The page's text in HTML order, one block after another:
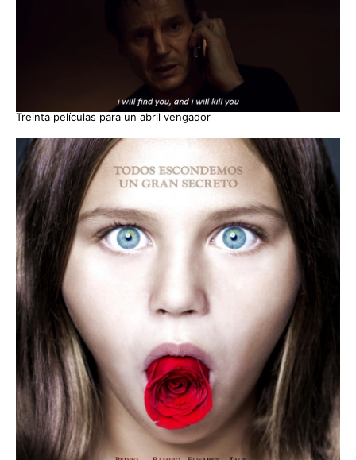
Treinta películas para un abril vengador